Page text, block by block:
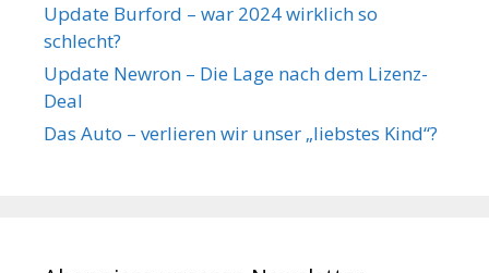
Update Burford – war 2024 wirklich so
schlecht?
Update Newron – Die Lage nach dem Lizenz-
Deal
Das Auto – verlieren wir unser „liebstes Kind“?